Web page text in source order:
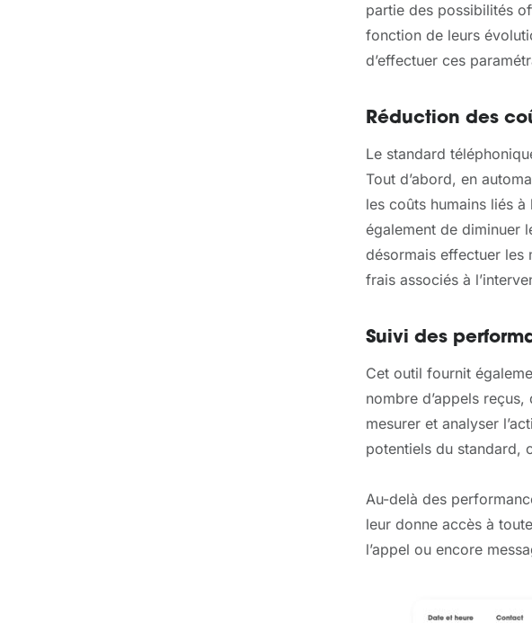
partie des possibilités
fonction de leurs
d’effectuer ces
Réduction des
Le standard
Tout d’abord, en
les coûts humains liés
également de diminuer
désormais effectuer les
frais associés à
Suivi des
Cet outil fournit
nombre d’appels
mesurer et analyser
potentiels du standard,
Au-delà des
leur donne accès à
l’appel ou encore